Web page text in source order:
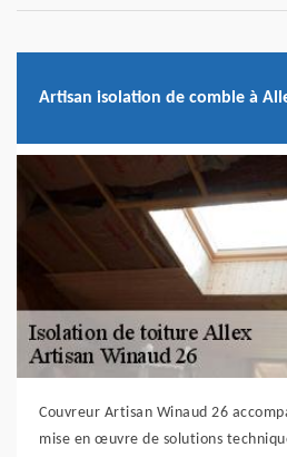
Artisan isolation de comble à
Couvreur Artisan Winaud 26
mise en œuvre de solutions